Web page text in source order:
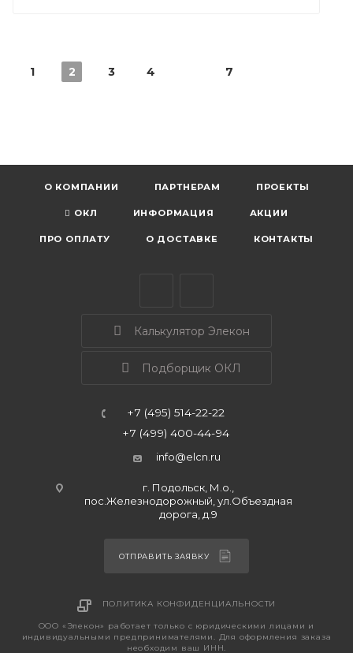
1 2 3 4 7
О КОМПАНИИ ПАРТНЕРАМ ПРОЕКТЫ
ОКЛ ИНФОРМАЦИЯ АКЦИИ
ПРО ОПЛАТУ О ДОСТАВКЕ КОНТАКТЫ
Калькулятор Элекон
Подборщик ОКЛ
+7 (495) 514-22-22
+7 (499) 400-44-94
info@elcn.ru
г. Подольск, М.о.,
пос.Железнодорожный, ул.Объездная
дорога, д.9
ОТПРАВИТЬ ЗАЯВКУ
ПОЛИТИКА КОНФИДЕНЦИАЛЬНОСТИ
ООО «Элекон» работает только с юридическими лицами и
индивидуальными предпринимателями. Для оформления заказа
необходим ваш ИНН.